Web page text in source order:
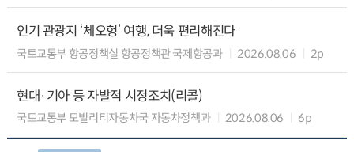
인기 관광지 ‘체오헝’ 여행, 더욱 편리해진다
국토교통부 항공정책실 항공정책관 국제항공과 2026.08.06 2p
현대·기아 등 자발적 시정조치(리콜)
국토교통부 모빌리티자동차국 자동차정책과 2026.08.06 6p